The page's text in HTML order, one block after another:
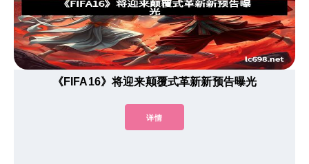
《FIFA16》将迎来颠覆式革新新预告曝光
详情